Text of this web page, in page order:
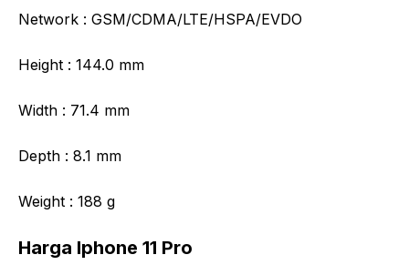
Network : GSM/CDMA/LTE/HSPA/EVDO
Height : 144.0 mm
Width : 71.4 mm
Depth : 8.1 mm
Weight : 188 g
Harga Iphone 11 Pro